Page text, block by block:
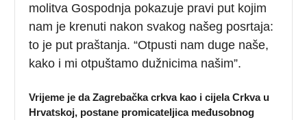
molitva Gospodnja pokazuje pravi put kojim
nam je krenuti nakon svakog našeg posrtaja:
to je put praštanja. “Otpusti nam duge naše,
kako i mi otpuštamo dužnicima našim”.
Vrijeme je da Zagrebačka crkva kao i cijela Crkva u
Hrvatskoj, postane promicateljica međusobnog